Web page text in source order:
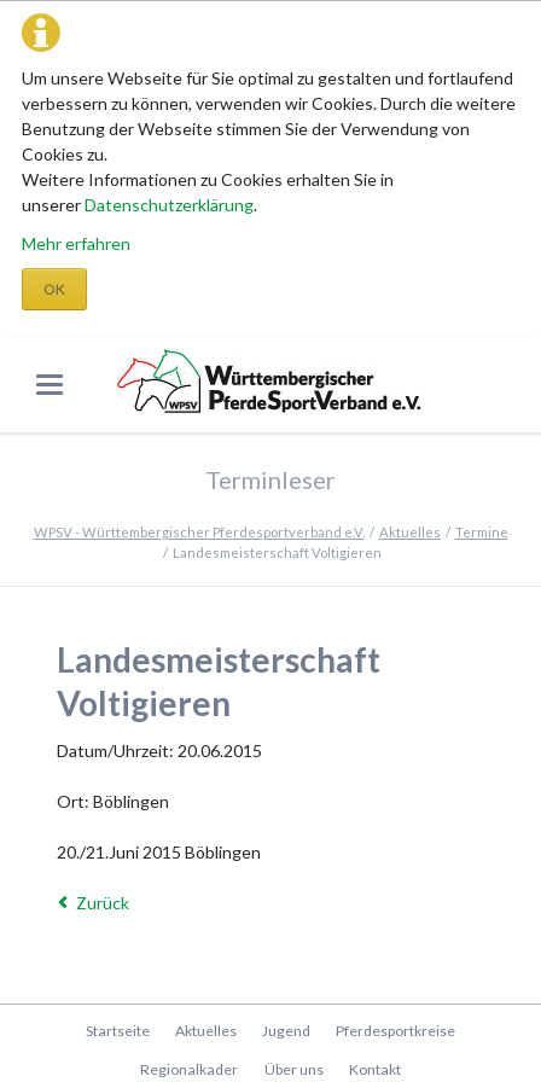
Um unsere Webseite für Sie optimal zu gestalten und fortlaufend
verbessern zu können, verwenden wir Cookies. Durch die weitere
Benutzung der Webseite stimmen Sie der Verwendung von
Cookies zu.
Weitere Informationen zu Cookies erhalten Sie in
unsererDatenschutzerklärung.
Mehr erfahren
OK
Terminleser
WPSV - Württembergischer Pferdesportverband e.V. Aktuelles
Termine
Landesmeisterschaft Voltigieren
Landesmeisterschaft
Voltigieren
Datum/Uhrzeit: 20.06.2015
Ort: Böblingen
20./21.Juni 2015 Böblingen
Zurück
Navigation
Startseite Aktuelles Jugend Pferdesportkreise
Regionalkader Über uns Kontakt